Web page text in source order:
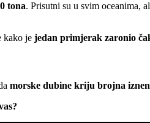
tona. Prisutni su u svim oceanima,
kako je jedan primjerak zaronio
morske dubine kriju brojna